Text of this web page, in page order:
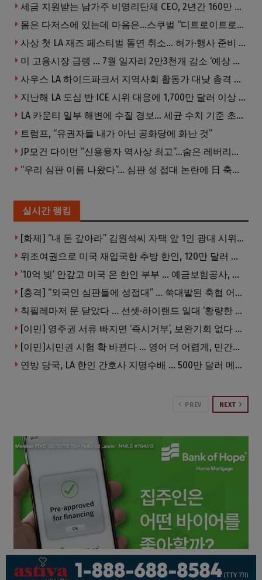
세금 지원받는 남가주 비영리단체 CEO, 2년간 160만 달러 이상 받아… 미사용 휴가수당만 수십만 달러
몸은 다저스에 있는데 마음은…스쿠벌 “디트로이트로 돌아가고파”
사상 첫 LA 재즈 페스티벌 돌연 취소… 허가·행사 준비 문제로 일정 변경
미 고용시장 급랭 … 7월 일자리 2만3천개 감소 ‘예상 밖 쇼크’
사우스 LA 하이드파크서 지역사회 활동가 대낮 총격 사망… 용의자 도주
지난해 LA 도심 반 ICE 시위 대응에 1,700만 달러 이상 지출… LAPD, 대규모 시위 대비 강화 필요
LA 카운티 일부 해변에 수질 경보… 세균 수치 기준 초과, 입수 자제 당부
트럼프, “유권자들 내가 아닌 공화당에 화난 것”
JP모건 다이먼 “신용융자 역사상 최고”…숨은 레버리지 경고
“우리 심판 이름 나왔다”… 심판 성 접대 논란에 日 축구계 발칵
실시간 랭킹
[화제] “내 돈 갚아라” 김원석씨 자택 앞 1인 광대 시위 … 한인 투자사, “108만 달러 못받아”
위조여권으로 미국 재입국한 추방 한인, 120만 달러 은행 사기 행각
’10억 빚’ 안갚고 미국 온 한인 부부 … 예금보험공사, 미국서 소송
[충격] “외국인 심판들에 성접대” … 쑥대밭된 축협 어디까지 추락하나
칙필레마저 문 닫았다 … 선셋·하이랜드 일대 ‘황량한 거리’로
[이민] 영주권 서류 빠지면 ‘즉시거부’, 보완기회 없다 … 이민심사 8월부터 확 바뀐다
[이민]시민권 시험 확 바뀐다 … 영어 더 어렵게, 민간시험 도입 추진
연방 당국, LA 한인 간호사 지명수배 … 500만 달러 메디캐어 사기, 선고 직전 한국 도주
PREV NEXT